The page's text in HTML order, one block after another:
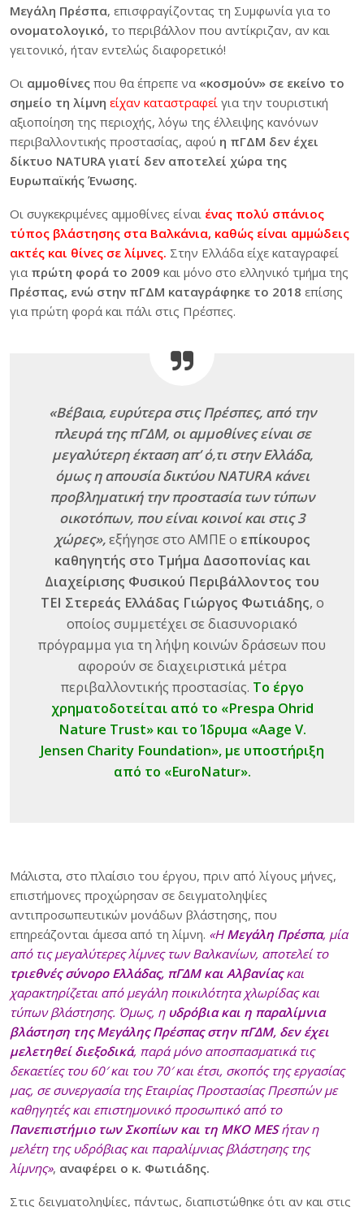
Μεγάλη Πρέσπα, επισφραγίζοντας τη Συμφωνία για το
ονοματολογικό, το περιβάλλον που αντίκριζαν, αν και
γειτονικό, ήταν εντελώς διαφορετικό!
Οι αμμοθίνες που θα έπρεπε να «κοσμούν» σε εκείνο το
σημείο τη λίμνη είχαν καταστραφεί για την τουριστική
αξιοποίηση της περιοχής, λόγω της έλλειψης κανόνων
περιβαλλοντικής προστασίας, αφού η πΓΔΜ δεν έχει
δίκτυο NATURA γιατί δεν αποτελεί χώρα της
Ευρωπαϊκής Ένωσης.
Οι συγκεκριμένες αμμοθίνες είναι ένας πολύ σπάνιος
τύπος βλάστησης στα Βαλκάνια, καθώς είναι αμμώδεις
ακτές και θίνες σε λίμνες. Στην Ελλάδα είχε καταγραφεί
για πρώτη φορά το 2009 και μόνο στο ελληνικό τμήμα της
Πρέσπας, ενώ στην πΓΔΜ καταγράφηκε το 2018 επίσης
για πρώτη φορά και πάλι στις Πρέσπες.
«Βέβαια, ευρύτερα στις Πρέσπες, από την
πλευρά της πΓΔΜ, οι αμμοθίνες είναι σε
μεγαλύτερη έκταση απ’ ό,τι στην Ελλάδα,
όμως η απουσία δικτύου NATURA κάνει
προβληματική την προστασία των τύπων
οικοτόπων, που είναι κοινοί και στις 3
χώρες»,εξήγησε στο ΑΜΠΕ ο επίκουρος
καθηγητής στο Τμήμα Δασοπονίας και
Διαχείρισης Φυσικού Περιβάλλοντος του
ΤΕΙ Στερεάς Ελλάδας Γιώργος Φωτιάδης, ο
οποίος συμμετέχει σε διασυνοριακό
πρόγραμμα για τη λήψη κοινών δράσεων που
αφορούν σε διαχειριστικά μέτρα
περιβαλλοντικής προστασίας. Το έργο
χρηματοδοτείται από το «Prespa Ohrid
Nature Trust» και το Ίδρυμα «Aage V.
Jensen Charity Foundation», με υποστήριξη
από το «EuroNatur».
Μάλιστα, στο πλαίσιο του έργου, πριν από λίγους μήνες,
επιστήμονες προχώρησαν σε δειγματοληψίες
αντιπροσωπευτικών μονάδων βλάστησης, που
επηρεάζονται άμεσα από τη λίμνη. «ΗΜεγάλη Πρέσπα, μία
από τις μεγαλύτερες λίμνες των Βαλκανίων, αποτελεί το
τριεθνές σύνορο Ελλάδας, πΓΔΜ και Αλβανίαςκαι
χαρακτηρίζεται από μεγάλη ποικιλότητα χλωρίδας και
τύπων βλάστησης. Όμως, η υδρόβια και η παραλίμνια
βλάστηση της Μεγάλης Πρέσπας στην πΓΔΜ, δεν έχει
μελετηθεί διεξοδικά, παρά μόνο αποσπασματικά τις
δεκαετίες του 60′ και του 70′ και έτσι, σκοπός της εργασίας
μας, σε συνεργασία της Εταιρίας Προστασίας Πρεσπών με
καθηγητές και επιστημονικό προσωπικό από το
Πανεπιστήμιο των Σκοπίων και τη ΜΚΟ MESήταν η
μελέτη της υδρόβιας και παραλίμνιας βλάστησης της
λίμνης», αναφέρει ο κ. Φωτιάδης.
Στις δειγματοληψίες, πάντως, διαπιστώθηκε ότι αν και στις